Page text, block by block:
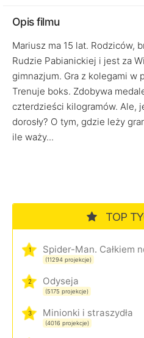
Opis filmu
Mariusz ma 15 lat. Rodziców,
Rudzie Pabianickiej i jest za
gimnazjum. Gra z kolegami w
Trenuje boks. Zdobywa
czterdzieści kilogramów. Ale,
dorosły? O tym, gdzie leży
ile waży...
TOP
1
(11294 projekcje)
2 Odyseja
(5175 projekcje)
3 Minionki i straszydła
(4016 projekcje)